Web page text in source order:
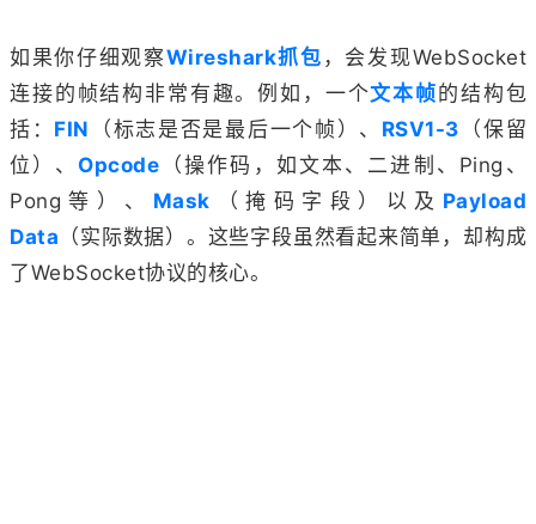
如果你仔细观察Wireshark抓包 ，会发现WebSocket
连接的帧结构非常有趣。例如，一个文本帧的结构包
括： FIN （标志是否是最后一个帧）、 RSV1-3 （保留
位）、Opcode （操作码，如文本、二进制、Ping、
Pong等）、 Mask （掩码字段）以及 Payload
Data （实际数据）。这些字段虽然看起来简单，却构成
了WebSocket协议的核心。